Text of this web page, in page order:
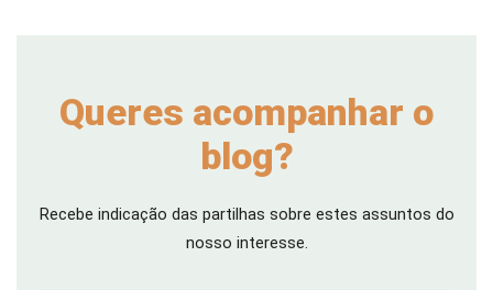
Queres acompanhar o
blog?
Recebe indicação das partilhas sobre estes assuntos do
nosso interesse.